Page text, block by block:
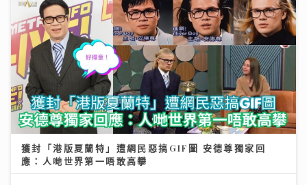
獲封「港版夏蘭特」遭網民惡搞GIF圖 安德尊獨家回
應：人哋世界第一唔敢高攀